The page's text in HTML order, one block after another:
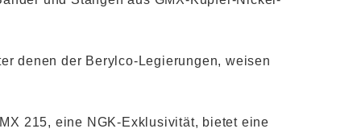
denen der Berylco-Legierungen, weisen
215, eine NGK-Exklusivität, bietet eine